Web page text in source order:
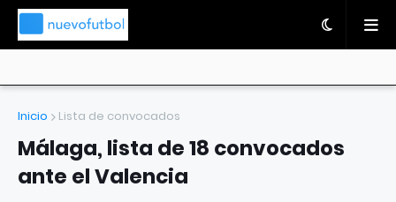
Inicio Lista de convocados
Málaga, lista de 18 convocados
ante el Valencia